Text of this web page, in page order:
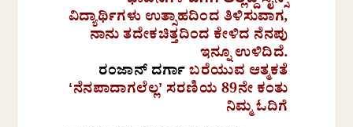
ವಿದ್ಯಾರ್ಥಿಗಳು ಉತ್ಸಾಹದಿಂದ ತಿಳಿಸುವಾಗ,
ನಾನು ತದೇಕಚಿತ್ತದಿಂದ ಕೇಳಿದ ನೆನಪು
ಇನ್ನೂ ಉಳಿದಿದೆ.
ರಂಜಾನ್‌ ದರ್ಗಾಬರೆಯುವ ಆತ್ಮಕತೆ
ʻನೆನಪಾದಾಗಲೆಲ್ಲʼ ಸರಣಿಯ 89ನೇ ಕಂತು
ನಿಮ್ಮ ಓದಿಗೆ